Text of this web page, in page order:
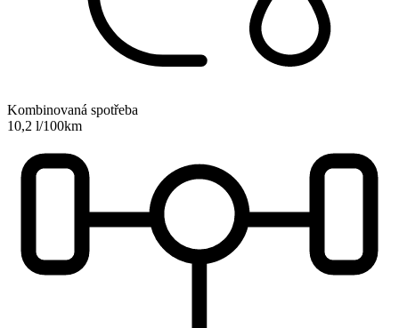
Kombinovaná spotřeba
10,2 l/100km